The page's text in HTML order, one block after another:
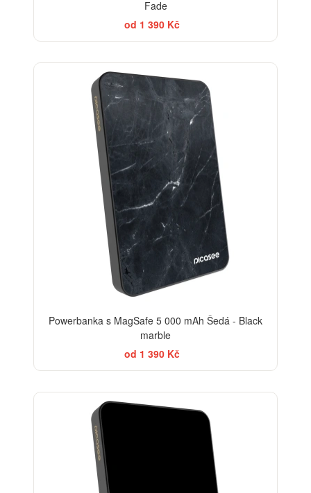
Fade
od 1 390 Kč
Powerbanka s MagSafe 5 000 mAh Šedá - Black
marble
od 1 390 Kč